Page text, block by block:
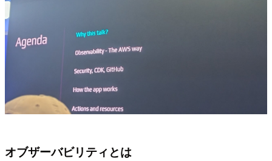
オブザーバビリティとは